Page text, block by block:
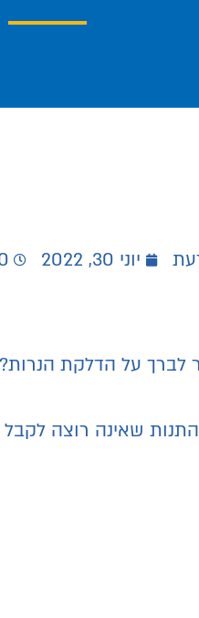
יוני 30, 2022
על הדלקת הנרות?
שאינה רוצה